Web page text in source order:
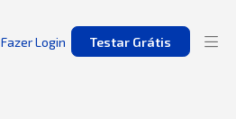
Fazer Login Testar Grátis